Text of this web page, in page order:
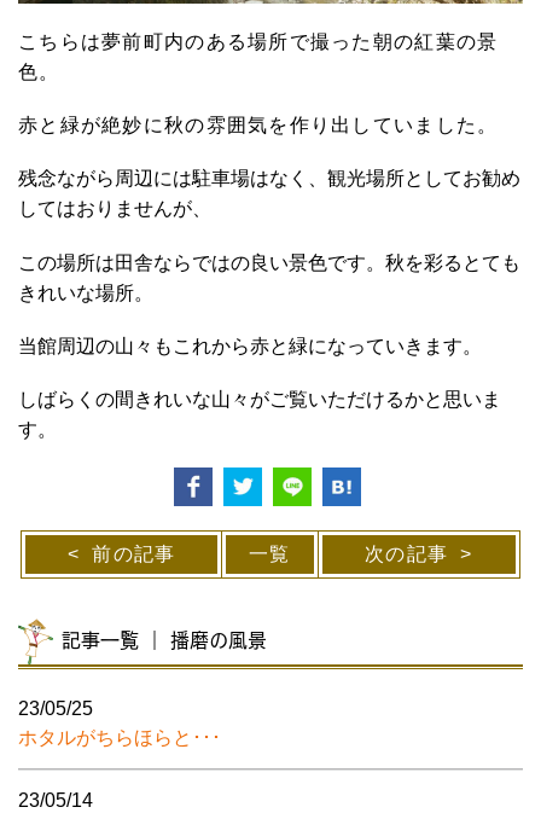
こちらは夢前町内のある場所で撮った朝の紅葉の景
色。
赤と緑が絶妙に秋の雰囲気を作り出していました。
残念ながら周辺には駐車場はなく、観光場所としてお勧め
してはおりませんが、
この場所は田舎ならではの良い景色です。秋を彩るとても
きれいな場所。
当館周辺の山々もこれから赤と緑になっていきます。
しばらくの間きれいな山々がご覧いただけるかと思いま
す。
前の記事 一覧 次の記事
記事一覧 ｜ 播磨の風景
23/05/25
ホタルがちらほらと･･･
23/05/14